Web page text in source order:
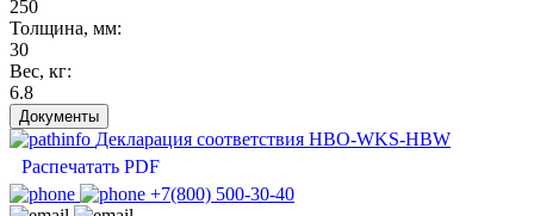
250
Толщина, мм:
30
Вес, кг:
6.8
Документы
Декларация соответствия HBO-WKS-HBW
Распечатать PDF
+7(800) 500-30-40